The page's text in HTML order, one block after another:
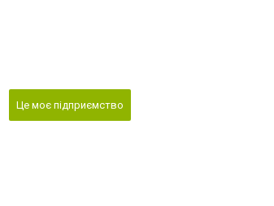
Це моє підприємство